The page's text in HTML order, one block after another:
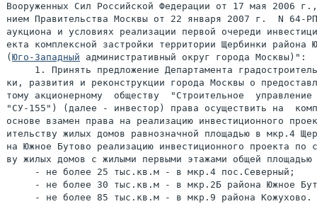
Вооруженных Сил Российской Федерации от 17 мая 2006
нием Правительства Москвы от 22 января 2007 г.  N 64-
аукциона и условиях реализации первой очереди
екта комплексной застройки территории Щербинки района
( Юго-Западный административный округ города Москвы)":
1. Принять предложение Департамента
ки, развития и реконструкции города Москвы о
тому акционерному  обществу  "Строительное
"СУ-155") (далее - инвестор) права осуществить на
основе взамен права на реализацию инвестиционного
ительству жилых домов равнозначной площадью в мкр.4
на Южное Бутово реализацию инвестиционного проекта по
ву жилых домов с жилыми первыми этажами общей площадью
     - не более 25 тыс.кв.м - в мкр.4 пос.Северный;
- не более 30 тыс.кв.м - в мкр.2Б района Южное
     - не более 85 тыс.кв.м - в мкр.9 района Кожухово.